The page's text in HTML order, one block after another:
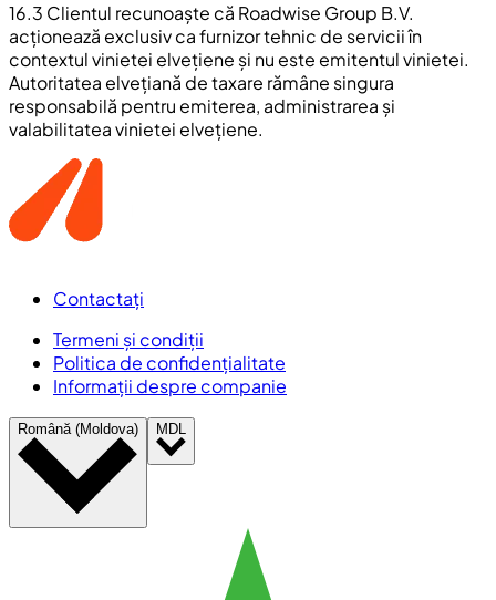
16.3 Clientul recunoaște că Roadwise Group B.V.
acționează exclusiv ca furnizor tehnic de servicii în
contextul vinietei elvețiene și nu este emitentul vinietei.
Autoritatea elvețiană de taxare rămâne singura
responsabilă pentru emiterea, administrarea și
valabilitatea vinietei elvețiene.
Contactați
Termeni și condiții
Politica de confidențialitate
Informații despre companie
Română (Moldova) MDL